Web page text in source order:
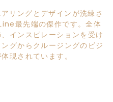
ングとデザインが洗練さ
最先端の傑作です。全体
インスピレーションを受け
グからクルージングのビジ
現されています。